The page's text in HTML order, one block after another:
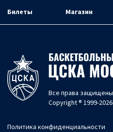
Билеты Магазин
Все права защищены
Copyright ® 1999-2026
Политика конфиденциальности